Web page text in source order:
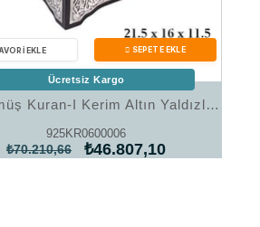
Hk Gümüş Kuran-I Kerim Altın Yaldızlı Sandık|Gümüş Takı Hediyelik Ürünler
925KR0600006
₺46.807,10
₺70.210,66
Ücretsiz Kargo